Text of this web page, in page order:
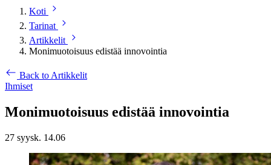
Koti
Tarinat
Artikkelit
Monimuotoisuus edistää innovointia
Back to Artikkelit
Ihmiset
Monimuotoisuus edistää innovointia
27 syysk. 14.06